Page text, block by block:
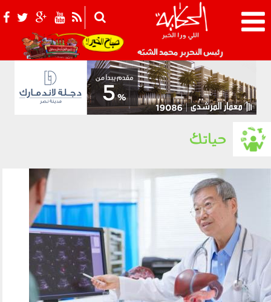
رئيس التحرير محمد الشبّه 021_2.png
حياتك
020804.jpg